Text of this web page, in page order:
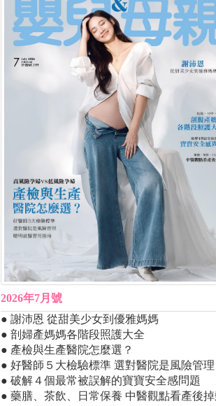
2026年7月號
● 謝沛恩 從甜美少女到優雅媽媽
● 剖婦產媽媽各階段照護大全
● 產檢與生產醫院怎麼選？
● 好醫師５大檢驗標準 選對醫院是風險管理
● 破解４個最常被誤解的寶寶安全感問題
● 藥膳、茶飲、日常保養 中醫觀點看產後掉